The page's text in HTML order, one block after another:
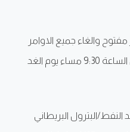
والغاء جميع الاوامر
المعلقة على هذا المنتج كحد اقصى الساعة 9:30 مساء يوم الغد
النفط/البترول البريطاني